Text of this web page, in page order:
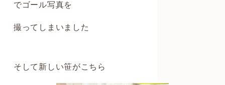
でゴール写真を
撮ってしまいました
そして新しい笹がこちら